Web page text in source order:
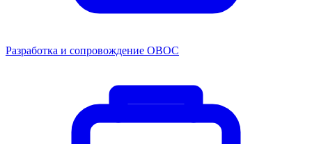
Разработка и сопровождение ОВОС